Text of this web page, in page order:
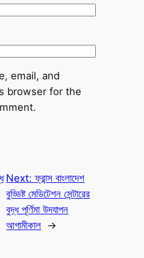
email, and
browser for the
Next:ফ্রান্স বাংলাদেশ
বুড্ডিষ্ট মেডিটেশন সেন্টারের
বুদ্ধ পূর্ণিমা উদযাপন
আগামীকাল →